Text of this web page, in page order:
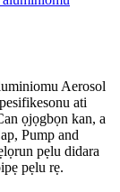
Aerosol
ati
ọjọgbọn kan, a
Pump and
pẹlu didara
pẹlu rẹ.